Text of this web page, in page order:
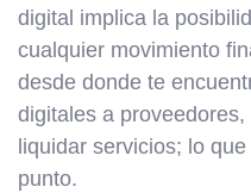
digital implica la
cualquier movimiento
desde donde te
digitales a
liquidar servicios; lo
punto.